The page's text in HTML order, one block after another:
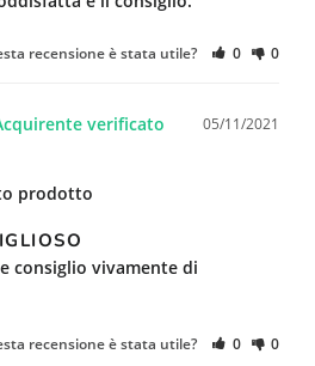
recensione è stata utile? 0 0
05/11/2021
prodotto
consiglio vivamente di
recensione è stata utile? 0 0